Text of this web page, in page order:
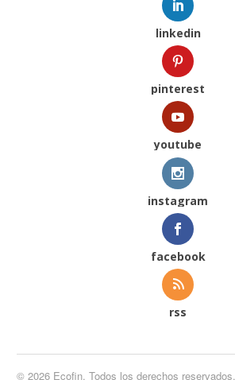
linkedin
pinterest
youtube
instagram
facebook
rss
© 2026 Ecofin. Todos los derechos reservados.